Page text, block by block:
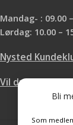
Mandag- : 09.00
Lørdag: 10.00 –
Nysted
Vil du leie hos
Bli
Som